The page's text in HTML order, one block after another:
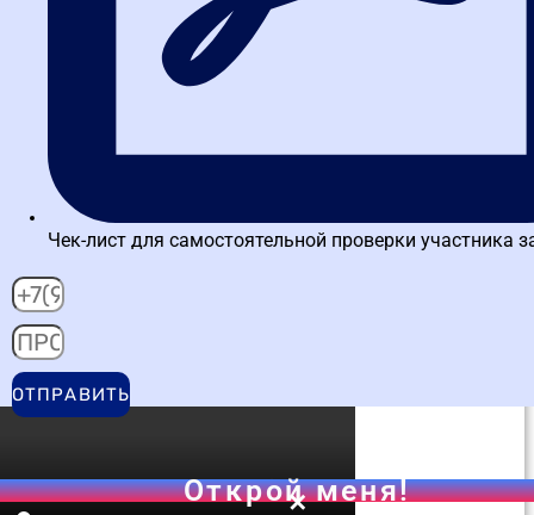
Александрова Ольга
«После обучения на тренажёре ЕИС реальная работа в
системе перестала вызывать стресс.»
Обучалась на курсе
Чек-лист для самостоятельной проверки участника